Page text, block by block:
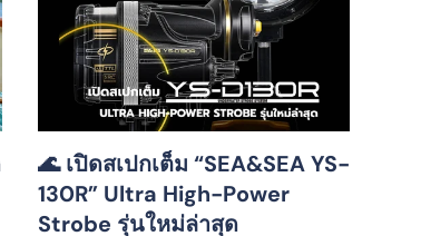
🌊 เปิดสเปกเต็ม “SEA&SEA YS-
130R” Ultra High-Power
Strobe รุ่นใหม่ล่าสุด